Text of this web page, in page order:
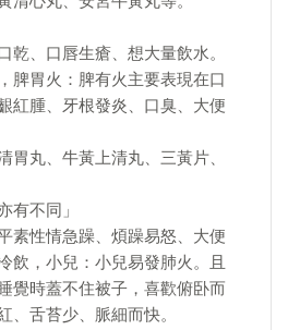
乾、口唇生瘡、想大量飲水。
脾胃火：脾有火主要表現在口
紅腫、牙根發炎、口臭、大便
胃丸、牛黃上清丸、三黃片、
有不同」
素性情急躁、煩躁易怒、大便
飲，小兒：小兒易發肺火。且
覺時蓋不住被子，喜歡俯卧而
、舌苔少、脈細而快。